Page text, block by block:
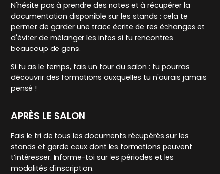
N'hésite pas à prendre des notes et à récupérer la
documentation disponible sur les stands : cela te
permet de garder une trace écrite de tes échanges et
d'éviter de mélanger les infos si tu rencontres
beaucoup de gens.
Si tu as le temps, fais un tour du salon : tu pourras
découvrir des formations auxquelles tu n'aurais jamais
pensé !
APRÈS LE SALON
Fais le tri de tous les documents récupérés sur les
stands et garde ceux dont les formations peuvent
t’intéresser. Informe-toi sur les périodes et les
modalités d'inscription.